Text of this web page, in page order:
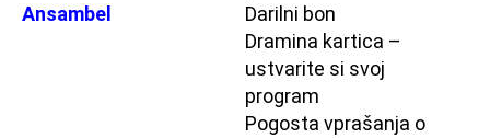
Ansambel
Darilni bon
Dramina kartica –
ustvarite si svoj
program
Pogosta vprašanja o